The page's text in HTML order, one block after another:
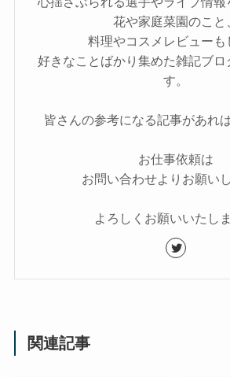
花や家庭菜園のこと
料理やコスメレビューも
好きなことばかり集めた雑記ブロ
す。
皆さんの参考になる記事があれ
お仕事依頼は
お問い合わせよりお願いし
よろしくお願いいたしま
関連記事